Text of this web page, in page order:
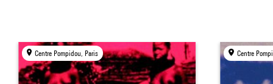
Centre Pompidou, Paris Centre